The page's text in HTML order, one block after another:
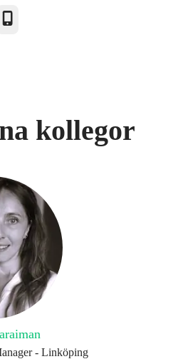
kollegor
- Linköping